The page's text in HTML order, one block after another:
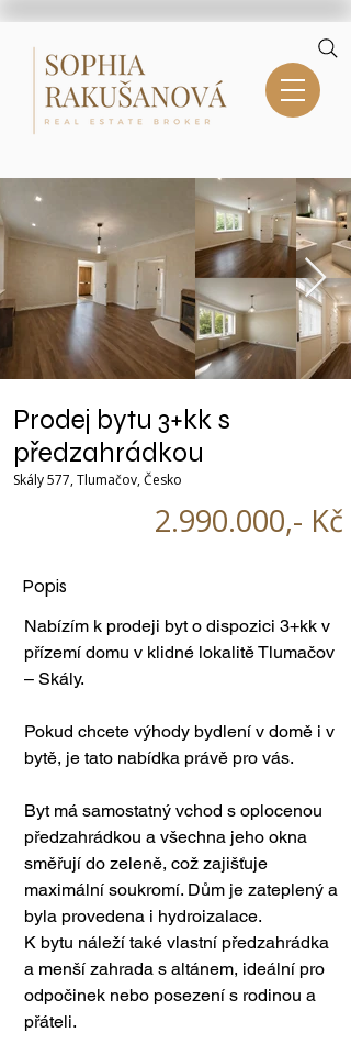
Prodej bytu 3+kk s
předzahrádkou
Skály 577, Tlumačov, Česko
2.990.000,- Kč
Popis
Nabízím k prodeji byt o dispozici 3+kk v
přízemí domu v klidné lokalitě Tlumačov
– Skály.
Pokud chcete výhody bydlení v domě i v
bytě, je tato nabídka právě pro vás.
Byt má samostatný vchod s oplocenou
předzahrádkou a všechna jeho okna
směřují do zeleně, což zajišťuje
maximální soukromí. Dům je zateplený a
byla provedena i hydroizalace.
K bytu náleží také vlastní předzahrádka
a menší zahrada s altánem, ideální pro
odpočinek nebo posezení s rodinou a
přáteli.